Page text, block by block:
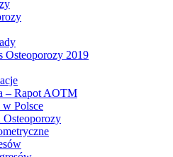
Osteoporozy 2019
– Rapot AOTM
Polsce
Osteoporozy